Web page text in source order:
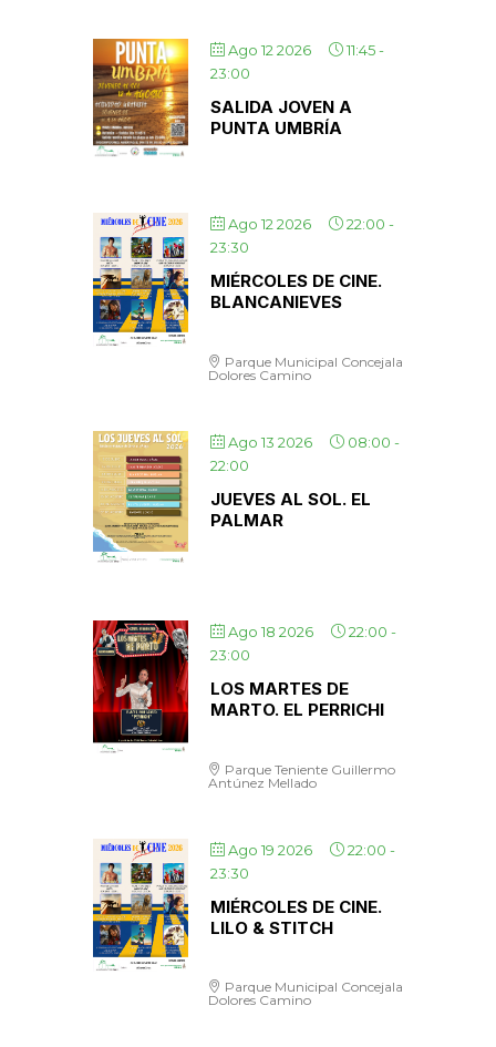
Ago 12 2026 11:45-
23:00
SALIDA JOVEN A
PUNTA UMBRÍA
Ago 12 2026 22:00 -
23:30
MIÉRCOLES DE CINE.
BLANCANIEVES
Parque Municipal Concejala
Dolores Camino
Ago 13 2026 08:00 -
22:00
JUEVES AL SOL. EL
PALMAR
Ago 18 2026 22:00 -
23:00
LOS MARTES DE
MARTO. EL PERRICHI
Parque Teniente Guillermo
Antúnez Mellado
Ago 19 2026 22:00 -
23:30
MIÉRCOLES DE CINE.
LILO & STITCH
Parque Municipal Concejala
Dolores Camino